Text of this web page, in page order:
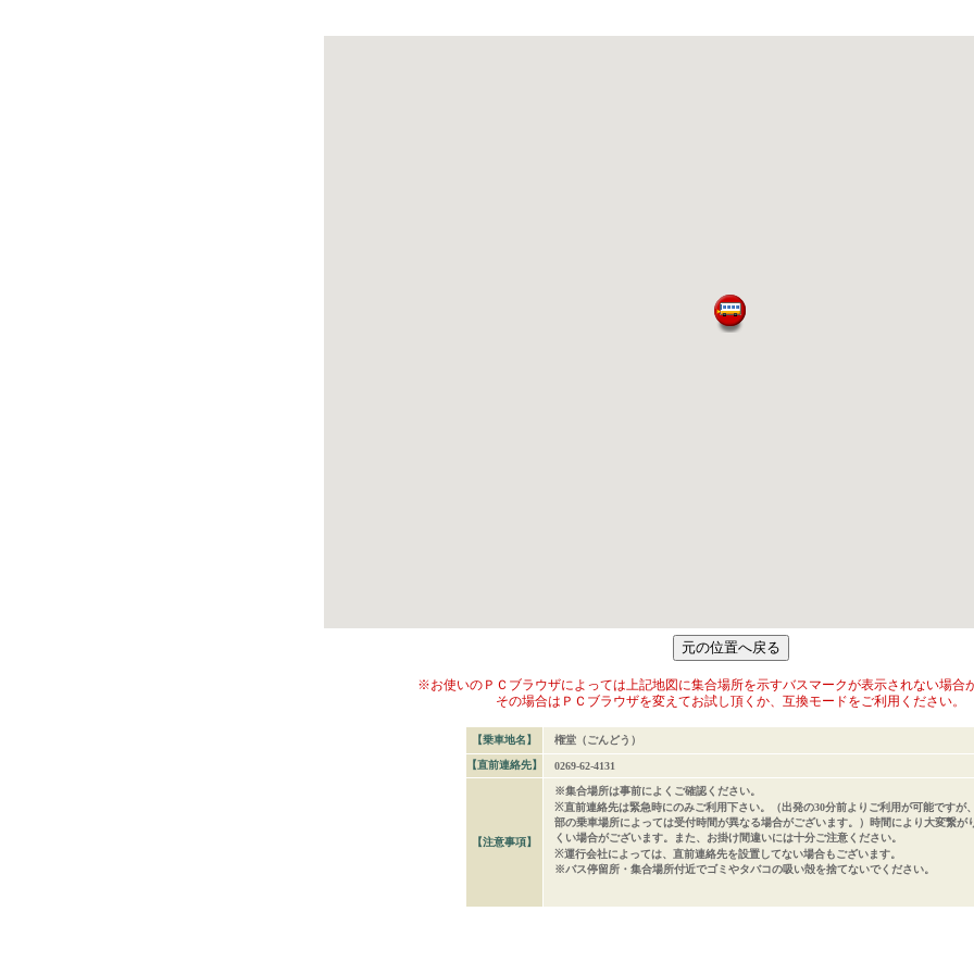
※お使いのＰＣブラウザによっては上記地図に集合場所を示すバスマークが表示されない場合
その場合はＰＣブラウザを変えてお試し頂くか、互換モードをご利用ください。
【乗車地名】 権堂（ごんどう）
【直前連絡先】 0269-62-4131
【注意事項】
※集合場所は事前によくご確認ください。
※直前連絡先は緊急時にのみご利用下さい。（出発の30分前よりご利用が可能ですが
部の乗車場所によっては受付時間が異なる場合がございます。）時間により大変繋が
くい場合がございます。また、お掛け間違いには十分ご注意ください。
※運行会社によっては、直前連絡先を設置してない場合もございます。
※バス停留所・集合場所付近でゴミやタバコの吸い殻を捨てないでください。